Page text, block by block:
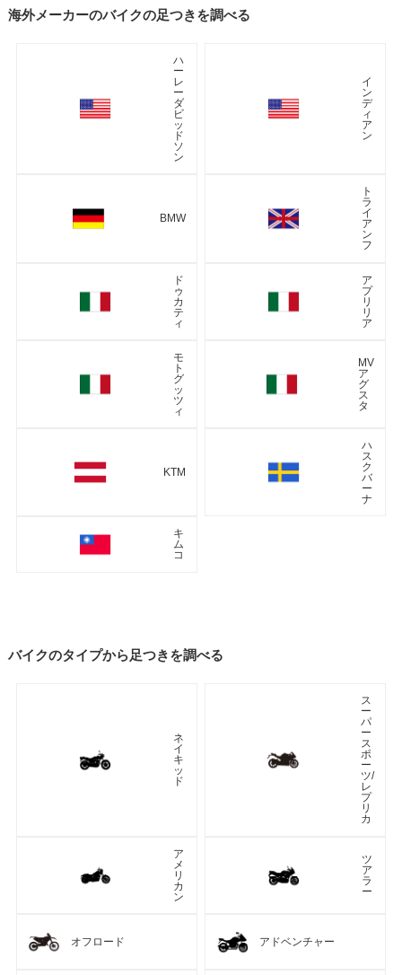
海外メーカーのバイクの足つきを調べる
ハ
ー
レ
ー
ダ
ビ
ッ
ド
ソ
ン
イ
ン
デ
ィ
ア
ン
BMW
ト
ラ
イ
ア
ン
フ
ド
ゥ
カ
テ
ィ
ア
プ
リ
リ
ア
モ
ト
グ
ッ
ツ
ィ
MV
ア
グ
ス
タ
KTM
ハ
ス
ク
バ
ー
ナ
キ
ム
コ
バイクのタイプから足つきを調べる
ネ
イ
キ
ッ
ド
ス
ー
パ
ー
ス
ポ
ー
ツ/
レ
プ
リ
カ
ア
メ
リ
カ
ン
ツ
ア
ラ
ー
オフロード アドベンチャー